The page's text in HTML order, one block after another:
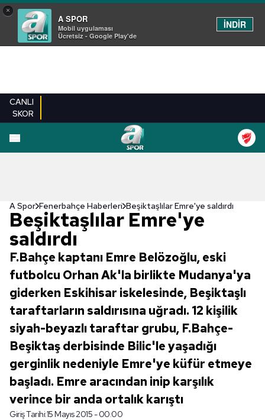
×
A SPOR
Mobil uygulaması
Ücretsiz - Google Play'de
İNDİR
CANLI
SKOR
A Spor Fenerbahçe Haberleri Beşiktaşlılar Emre'ye saldırdı
Beşiktaşlılar Emre'ye
saldırdı
F.Bahçe kaptanı Emre Belözoğlu, eski
futbolcu Orhan Ak'la birlikte Mudanya'ya
giderken Eskihisar iskelesinde, Beşiktaşlı
taraftarların saldırısına uğradı. 12 kişilik
siyah-beyazlı taraftar grubu, F.Bahçe-
Beşiktaş derbisinde Bilic'le yaşadığı
gerginlik nedeniyle Emre'ye küfür etmeye
başladı. Emre aracından inip karşılık
verince bir anda ortalık karıştı
Giriş Tarihi:15 Mayıs 2015 - 00:00